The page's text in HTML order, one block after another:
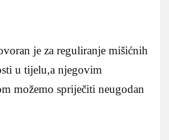
je za reguliranje mišićnih
u tijelu,a njegovim
možemo spriječiti neugodan